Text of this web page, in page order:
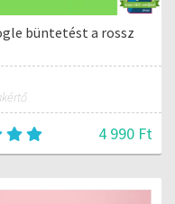
büntetést a rossz
4 990 Ft